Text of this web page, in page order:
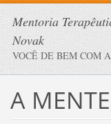
Mentoria
Novak
VOCÊ DE BEM COM
A